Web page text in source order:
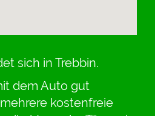
sich in Trebbin.
dem Auto gut
kostenfreie